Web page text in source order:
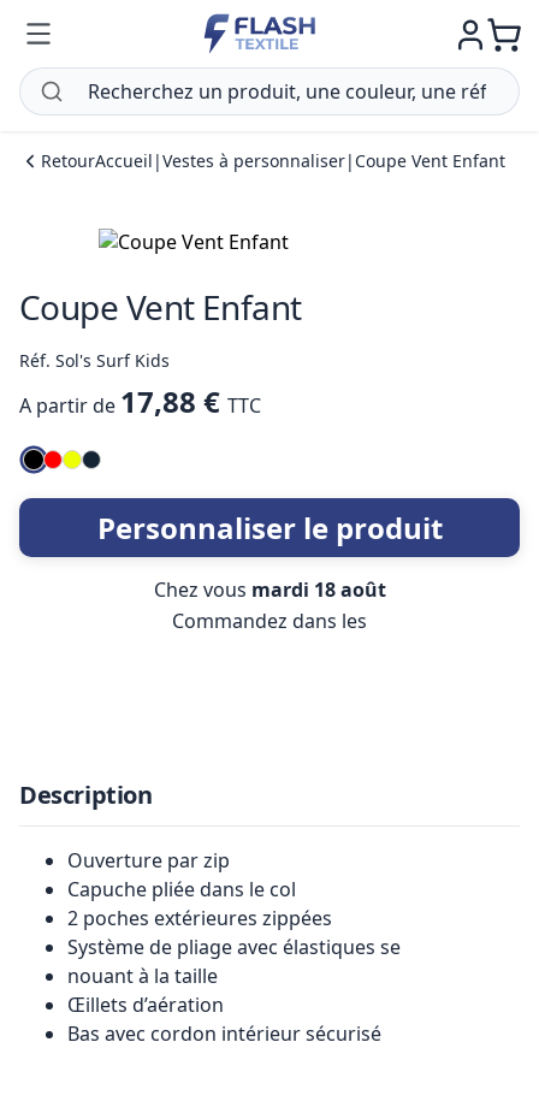
RetourAccueil |Vestes à personnaliser| Coupe Vent Enfant
Coupe Vent Enfant
Réf. Sol's Surf Kids
A partir de 17,88 € TTC
Personnaliser le produit
Chez vous mardi 18 août
Commandez dans les
Description
Ouverture par zip
Capuche pliée dans le col
2 poches extérieures zippées
Système de pliage avec élastiques se
nouant à la taille
Œillets d’aération
Bas avec cordon intérieur sécurisé